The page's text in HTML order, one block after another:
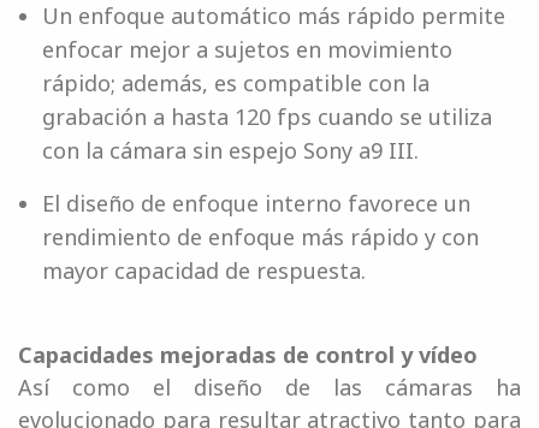
Un enfoque automático más rápido permite
enfocar mejor a sujetos en movimiento
rápido; además, es compatible con la
grabación a hasta 120 fps cuando se utiliza
con la cámara sin espejo Sony a9 III.
El diseño de enfoque interno favorece un
rendimiento de enfoque más rápido y con
mayor capacidad de respuesta.
Capacidades mejoradas de control y vídeo
Así como el diseño de las cámaras ha
evolucionado para resultar atractivo tanto para